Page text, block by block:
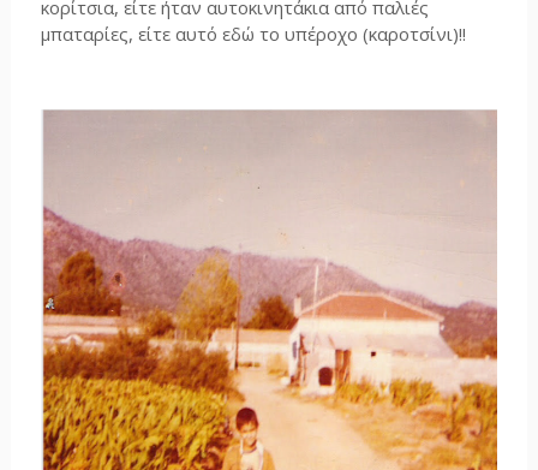
κορίτσια, είτε ήταν αυτοκινητάκια από παλιές
μπαταρίες, είτε αυτό εδώ το υπέροχο (καροτσίνι)!!